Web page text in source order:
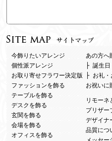
今飾りたいアレンジ
個性派アレンジ
お取り寄せフラワー決定版
ファッションを飾る
テーブルを飾る
デスクを飾る
玄関を飾る
会場を飾る
オフィスを飾る
あの方へ
├ 誕生日
├ お礼
お祝いに
リモーネ
プリザー
デザイナ
品質につ